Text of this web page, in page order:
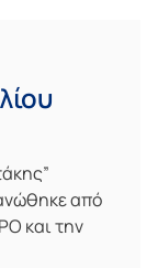
από
και την